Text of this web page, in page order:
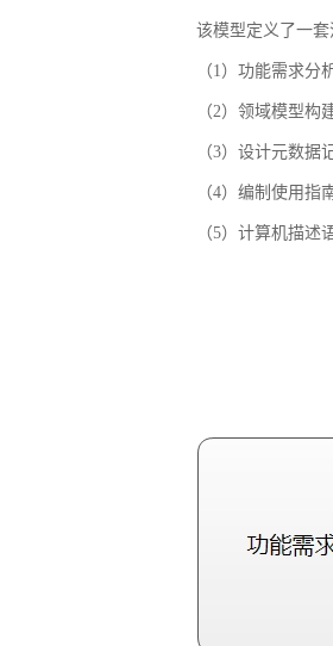
该模型定义了一
（1）功能需求
（2）领域模型
（3）设计元数据
（4）编制使用指
（5）计算机描述